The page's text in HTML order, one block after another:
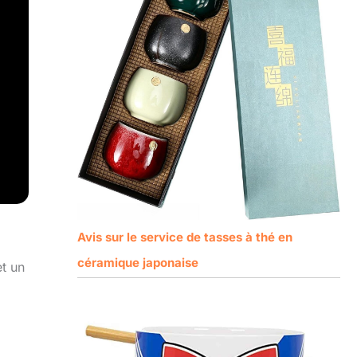
un
Avis sur le service de tasses à thé en
céramique japonaise